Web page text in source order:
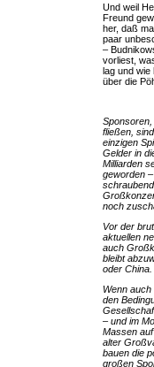
Und weil
Freund
her, daß
paar
–
vorliest,
lag und wie
über die
fließen,
einzigen
Gelder in
Milliarden
geworden
noch
Vor der
aktuellen
auch
bleibt
oder
Wenn
den
– und im
Massen
alter
bauen die
großen